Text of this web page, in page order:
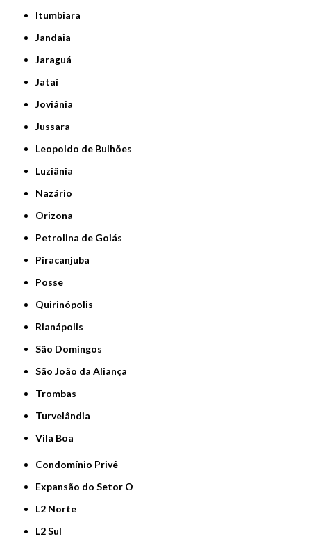
Itumbiara
Jandaia
Jaraguá
Jataí
Joviânia
Jussara
Leopoldo de Bulhões
Luziânia
Nazário
Orizona
Petrolina de Goiás
Piracanjuba
Posse
Quirinópolis
Rianápolis
São Domingos
São João da Aliança
Trombas
Turvelândia
Vila Boa
Condomínio Privê
Expansão do Setor O
L2 Norte
L2 Sul